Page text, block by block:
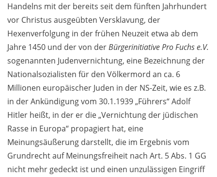
Handelns mit der bereits seit dem fünften Jahrhundert
vor Christus ausgeübten Versklavung, der
Hexenverfolgung in der frühen Neuzeit etwa ab dem
Jahre 1450 und der von derBürgerinitiative Pro Fuchs e.V.
sogenannten Judenvernichtung, eine Bezeichnung der
Nationalsozialisten für den Völkermord an ca. 6
Millionen europäischer Juden in der NS-Zeit, wie es z.B.
in der Ankündigung vom 30.1.1939 „Führers“ Adolf
Hitler heißt, in der er die „Vernichtung der jüdischen
Rasse in Europa“ propagiert hat, eine
Meinungsäußerung darstellt, die im Ergebnis vom
Grundrecht auf Meinungsfreiheit nach Art. 5 Abs. 1 GG
nicht mehr gedeckt ist und einen unzulässigen Eingriff